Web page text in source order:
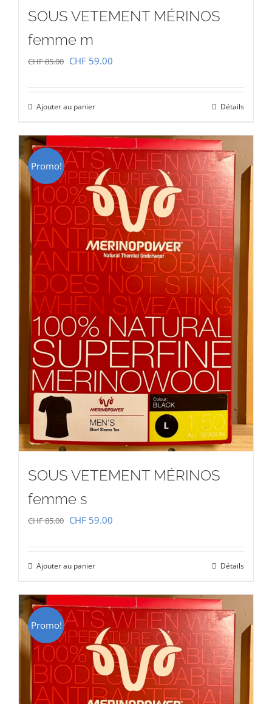
SOUS VETEMENT MÉRINOS
femme m
CHF85.00 Le
était :
CHF 85.00.
CHF 59.00
CHF 59.00.
Ajouter au panier Détails
Promo!
SOUS VETEMENT MÉRINOS
femme s
CHF85.00 Le
initial
était :
CHF 85.00.
CHF 59.00
actuel
CHF 59.00.
Ajouter au panier Détails
Promo!